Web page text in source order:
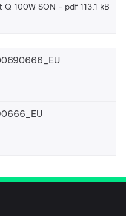
100W SON pdf 113.1 kB